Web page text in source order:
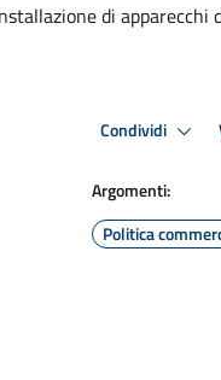
di
Condividi
Argomenti:
Politica